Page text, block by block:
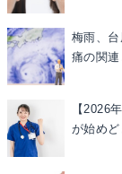
梅雨、
痛の関
【2026
が始めど